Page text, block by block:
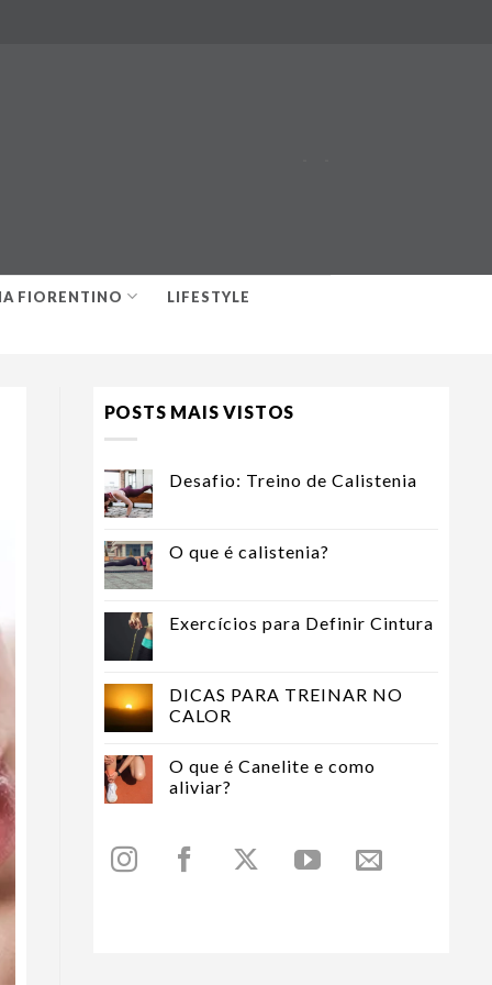
FIORENTINO LIFESTYLE
POSTS MAIS VISTOS
Desafio: Treino de Calistenia
O que é calistenia?
Exercícios para Definir Cintura
DICAS PARA TREINAR NO
CALOR
O que é Canelite e como
aliviar?